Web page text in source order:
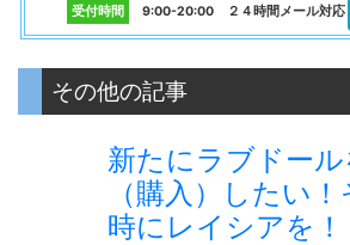
受付時間 9:00-20:00 ２４時間メール対応
その他の記事
新たにラブドール
（購入）したい
時にレイシアを！